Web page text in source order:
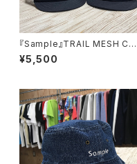
『Sample』TRAIL MESH CAP
トレイルメッシュキャップ
¥5,500